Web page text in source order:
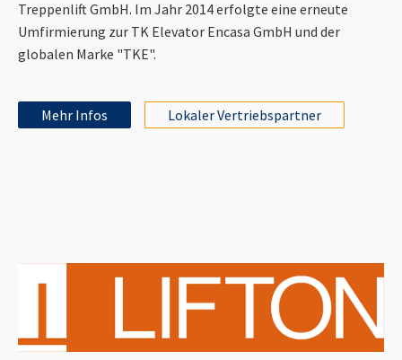
Treppenlift GmbH. Im Jahr 2014 erfolgte eine erneute
Umfirmierung zur TK Elevator Encasa GmbH und der
globalen Marke "TKE".
Mehr Infos Lokaler Vertriebspartner